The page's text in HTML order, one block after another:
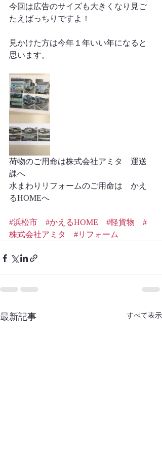
今回は広告のサイズも大きくなり見ご
たえばっちりですよ！
見かけた方は今年１年いい年になると
思います。
荷物のご用命は株式会社アミタ　運送
課へ
水まわりリフォームのご用命は　かえ
るHOMEへ
#浜松市 #かえるHOME #軽貨物
#
株式会社アミタ
#リフォーム
最新記事 すべて表示